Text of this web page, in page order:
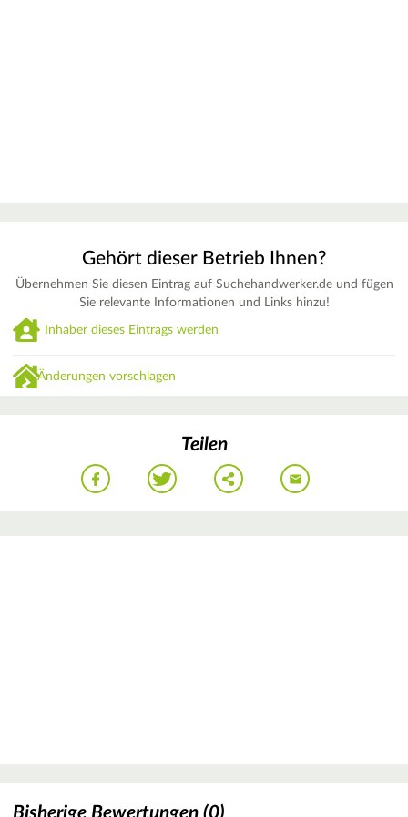
Gehört dieser Betrieb Ihnen?
Übernehmen Sie diesen Eintrag auf Suchehandwerker.de und fügen
Sie relevante Informationen und Links hinzu!
Inhaber dieses Eintrags werden
Änderungen vorschlagen
Teilen
Bisherige Bewertungen (0)